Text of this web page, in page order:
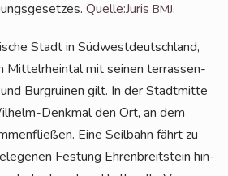
Quelle:JurisBMJ.
Stadt in Süd­west­deutsch­land,
Mit­tel­rhein­tal mit sei­nen ter­ras­sen­
Burg­rui­nen gilt. In der Stadt­mit­te
Denk­mal den Ort, an dem
Eine Seil­bahn fährt zu
Fes­tung Ehren­breit­stein hin­